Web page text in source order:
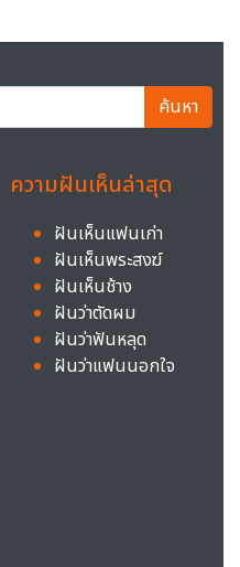
ค้นหา
ความฝันเห็นล่าสุด
ฝันเห็นแฟนเก่า
ฝันเห็นพระสงฆ์
ฝันเห็นช้าง
ฝันว่าตัดผม
ฝันว่าฟันหลุด
ฝันว่าแฟนนอกใจ